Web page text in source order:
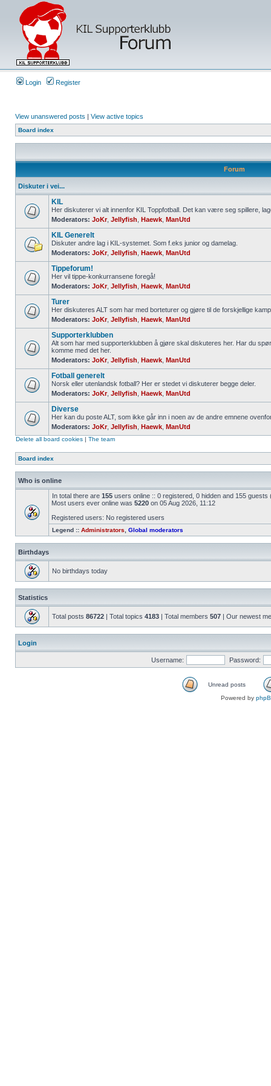
Login Register
View unanswered posts | View active topics
Board index
Forum
Diskuter i vei...
KIL
Her diskuterer vi alt innenfor KIL Toppfotball. Det kan være seg spillere,
Moderators: JoKr, Jellyfish Haewk ManUtd
KIL Generelt
Diskuter andre lag i KIL-systemet. Som f.eks junior og damelag.
Moderators: JoKr, Jellyfish Haewk ManUtd
Tippeforum!
Her vil tippe-konkurransene foregå!
Moderators: JoKr, Jellyfish Haewk ManUtd
Turer
Her diskuteres ALT som har med borteturer og gjøre til de forskjellige
Moderators: JoKr, Jellyfish Haewk ManUtd
Supporterklubben
Alt som har med supporterklubben å gjøre skal diskuteres her. Har du
komme med det her.
Moderators: JoKr, Jellyfish Haewk ManUtd
Fotball generelt
Norsk eller utenlandsk fotball? Her er stedet vi diskuterer begge deler.
Moderators: JoKr, Jellyfish Haewk ManUtd
Diverse
Her kan du poste ALT, som ikke går inn i noen av de andre emnene
Moderators: JoKr, Jellyfish Haewk ManUtd
Delete all board cookies | The team
Board index
Who is online
In total there are 155 users online :: 0 registered, 0 hidden and 155
Most users ever online was 5220 on 05 Aug 2026, 11:12
Registered users: No registered users
Legend :: Administrators Global moderators
Birthdays
No birthdays today
Statistics
Total posts 86722 | Total topics 4183 | Total members 507 | Our newest
Login
Username: Password:
Unread posts
Powered by